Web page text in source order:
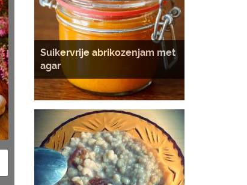
Suikervrije abrikozenjam met
agar